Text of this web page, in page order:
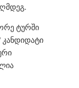
ტურში